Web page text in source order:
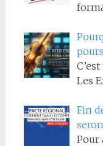
Les
Fin
Pour